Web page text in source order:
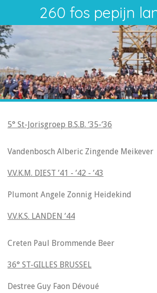
direct
naar
de
hoofdinhoud
260 fos pepijn
5° St-Jorisgroep B.S.B. ‘35-‘36
Vandenbosch Alberic Zingende Meikever
V.V.K.M. DIEST ’41 - ’42 - ’43
Plumont Angele Zonnig Heidekind
V.V.K.S. LANDEN ’44
Creten Paul Brommende Beer
36° ST-GILLES BRUSSEL
Destree Guy Faon Dévoué